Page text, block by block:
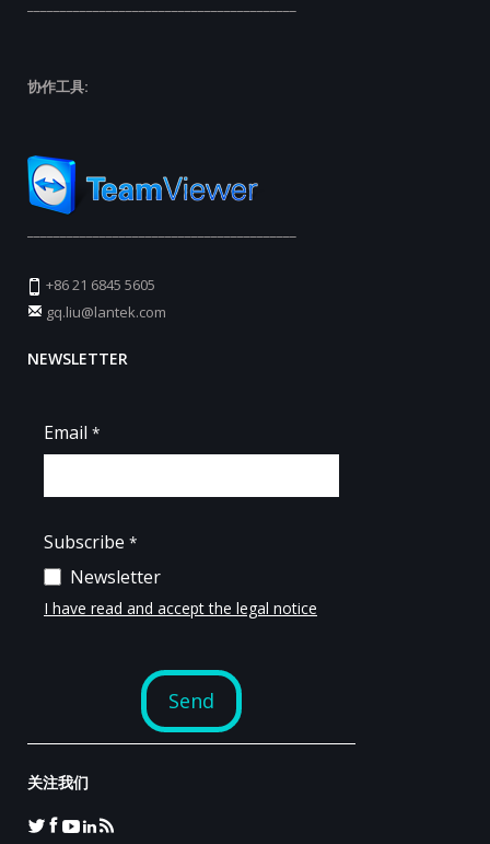
协作工具:
+86 21 6845 5605
gq.liu@lantek.com
NEWSLETTER
关注我们